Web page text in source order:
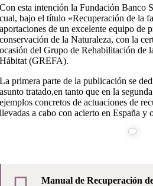
Con esta intención la Fundación Banco
cual, bajo el título «Recuperación de la
aportaciones de un excelente equipo de
conservación de la Naturaleza, con la
ocasión del Grupo de Rehabilitación de
Hábitat (GREFA).
La primera parte de la publicación se
asunto tratado,en tanto que en la
ejemplos concretos de actuaciones de
llevadas a cabo con acierto en España y
Manual de Recuperación